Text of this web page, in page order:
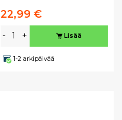
22,99 €
- + Lisää
1-2 arkipäivää